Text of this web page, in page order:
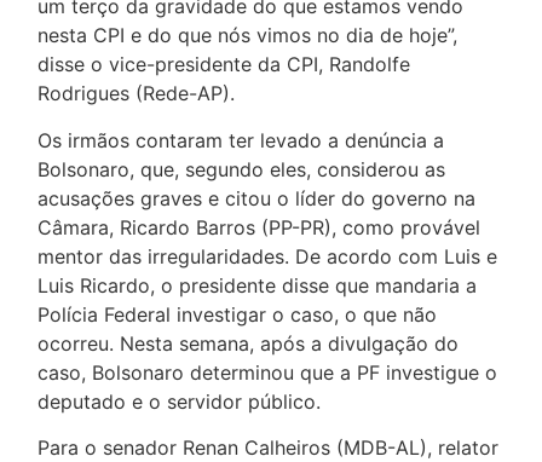
um terço da gravidade do que estamos vendo
nesta CPI e do que nós vimos no dia de hoje”,
disse o vice-presidente da CPI, Randolfe
Rodrigues (Rede-AP).
Os irmãos contaram ter levado a denúncia a
Bolsonaro, que, segundo eles, considerou as
acusações graves e citou o líder do governo na
Câmara, Ricardo Barros (PP-PR), como provável
mentor das irregularidades. De acordo com Luis e
Luis Ricardo, o presidente disse que mandaria a
Polícia Federal investigar o caso, o que não
ocorreu. Nesta semana, após a divulgação do
caso, Bolsonaro determinou que a PF investigue o
deputado e o servidor público.
Para o senador Renan Calheiros (MDB-AL), relator